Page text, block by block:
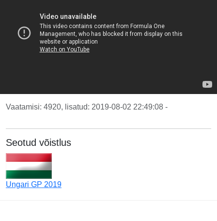
Vaatamisi: 4920, lisatud: 2019-08-02 22:49:08 -
Seotud võistlus
Ungari GP 2019